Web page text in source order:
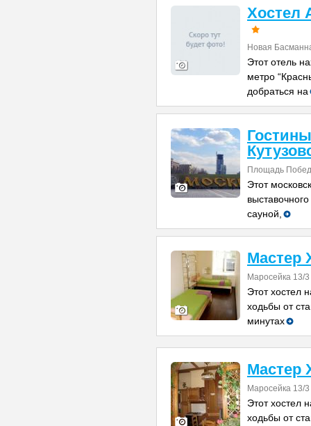
Хостел
Новая
Этот отель
метро
добраться на
Площадь
Этот
сауной,
Мастер
Маросейка 13/3
Этот хостел
ходьбы от
минутах
Мастер
Маросейка 13/3
Этот хостел
ходьбы от